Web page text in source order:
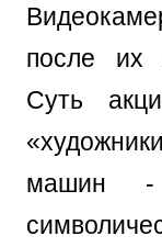
после их
Суть
машин -